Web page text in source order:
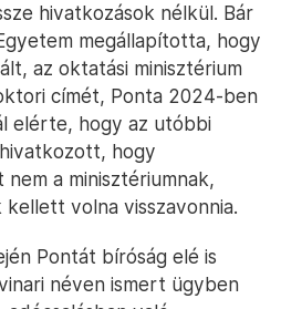
hivatkozások nélkül. Bár
megállapította, hogy
az oktatási minisztérium
címét, Ponta 2024-ben
elérte, hogy az utóbbi
hogy
a minisztériumnak,
volna visszavonnia.
Pontát bíróság elé is
néven ismert ügyben